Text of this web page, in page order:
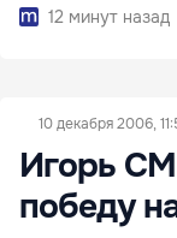
12 минут назад
10 декабря 2006,
Игорь
победу